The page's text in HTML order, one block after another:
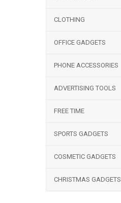
CLOTHING
OFFICE GADGETS
PHONE ACCESSORIES
ADVERTISING TOOLS
FREE TIME
SPORTS GADGETS
COSMETIC GADGETS
CHRISTMAS GADGETS